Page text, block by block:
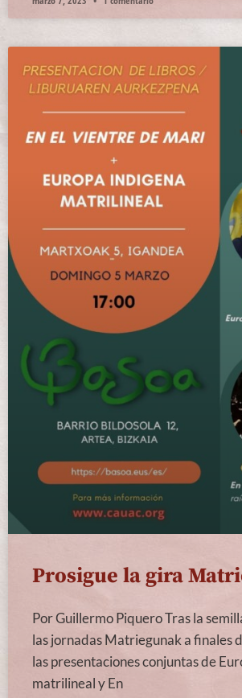
Prosigue la gira
Por Guillermo Piquero Tras la
las jornadas Matriegunak a finales
las presentaciones conjuntas de
matrilineal y En